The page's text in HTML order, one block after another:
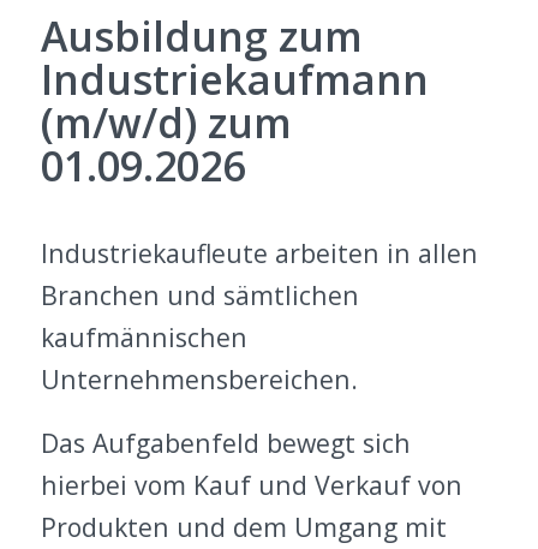
Ausbildung zum
Industriekaufmann
(m/w/d) zum
01.09.2026
Industriekaufleute arbeiten in allen
Branchen und sämtlichen
kaufmännischen
Unternehmensbereichen.
Das Aufgabenfeld bewegt sich
hierbei vom Kauf und Verkauf von
Produkten und dem Umgang mit